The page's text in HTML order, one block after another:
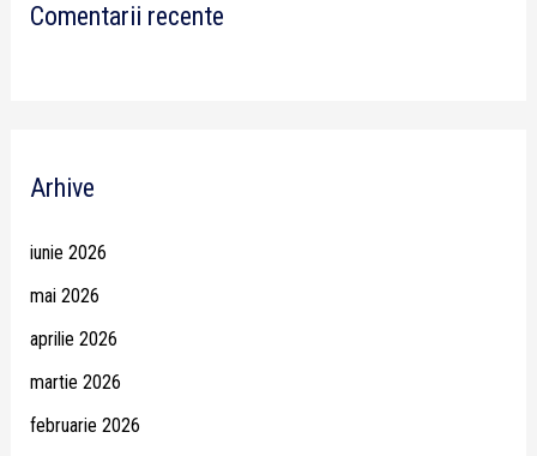
Comentarii recente
Arhive
iunie 2026
mai 2026
aprilie 2026
martie 2026
februarie 2026